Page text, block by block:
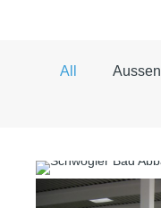
All Aussen